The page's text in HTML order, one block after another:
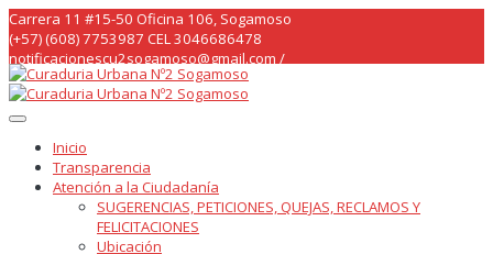
Skip
to
content
Carrera 11 #15-50 Oficina 106, Sogamoso
(+57) (608) 7753987 CEL 3046686478
notificacionescu2sogamoso@gmail.com /
curaduria2sogamoso@gmail.com /
Inicio
Transparencia
Atención a la Ciudadanía
SUGERENCIAS, PETICIONES, QUEJAS, RECLAMOS Y
FELICITACIONES
Ubicación